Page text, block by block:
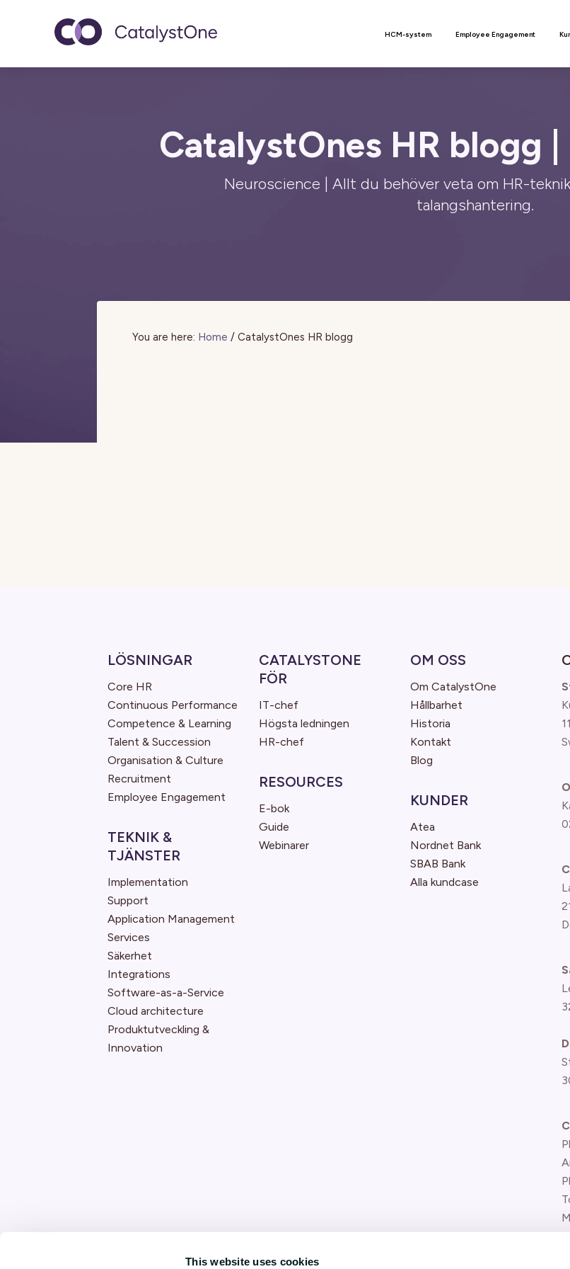
This website uses cookies
Toggle navigation HCM-system Employee Engagement
CatalystOnes HR blogg
Neuroscience | Allt du behöver veta om HR-
talangshantering.
You are here: Home / CatalystOnes HR blogg
LÖSNINGAR
Core HR
Continuous Performance
Competence & Learning
Talent & Succession
Organisation & Culture
Recruitment
Employee Engagement
TEKNIK &
TJÄNSTER
Implementation
Support
Application Management
Services
Säkerhet
Integrations
Software-as-a-Service
Cloud architecture
Produktutveckling &
Innovation
CATALYSTONE
FÖR
IT-chef
Högsta ledningen
HR-chef
RESOURCES
E-bok
Guide
Webinarer
OM OSS
Om CatalystOne
Hållbarhet
Historia
Kontakt
Blog
KUNDER
Atea
Nordnet Bank
SBAB Bank
Alla kundcase